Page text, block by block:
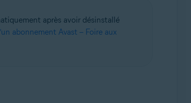
après avoir désinstallé
abonnement Avast – Foire aux